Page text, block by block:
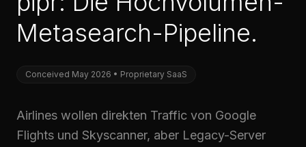
Metasearch-Pipeline.
Conceived May 2026 • Proprietary SaaS
Airlines wollen direkten Traffic von Google
Flights und Skyscanner, aber Legacy-Server